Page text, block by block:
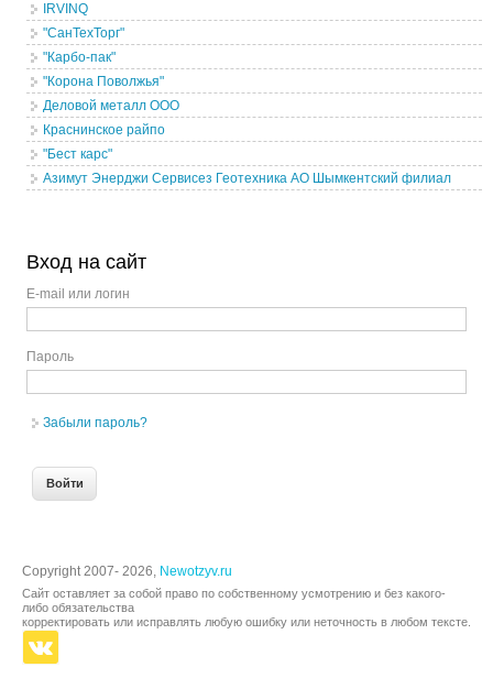
IRVINQ
"СанТехТорг"
"Карбо-пак"
"Корона Поволжья"
Деловой металл ООО
Краснинское райпо
"Бест карс"
Азимут Энерджи Сервисез Геотехника АО Шымкентский филиал
Вход на сайт
E-mail или логин
Пароль
Забыли пароль?
Copyright 2007- 2026, Newotzyv.ru
Сайт оставляет за собой право по собственному усмотрению и без какого-
либо обязательства
корректировать или исправлять любую ошибку или неточность в любом тексте.